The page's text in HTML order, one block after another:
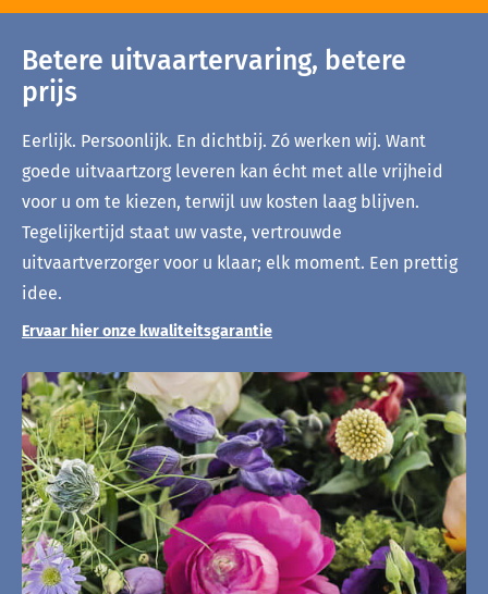
Betere uitvaartervaring, betere
prijs
Eerlijk. Persoonlijk. En dichtbij. Zó werken wij. Want
goede uitvaartzorg leveren kan écht met alle vrijheid
voor u om te kiezen, terwijl uw kosten laag blijven.
Tegelijkertijd staat uw vaste, vertrouwde
uitvaartverzorger voor u klaar; elk moment. Een prettig
idee.
Ervaar hier onze kwaliteitsgarantie